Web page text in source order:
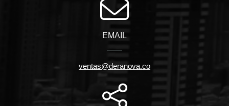
EMAIL
ventas@deranova.co